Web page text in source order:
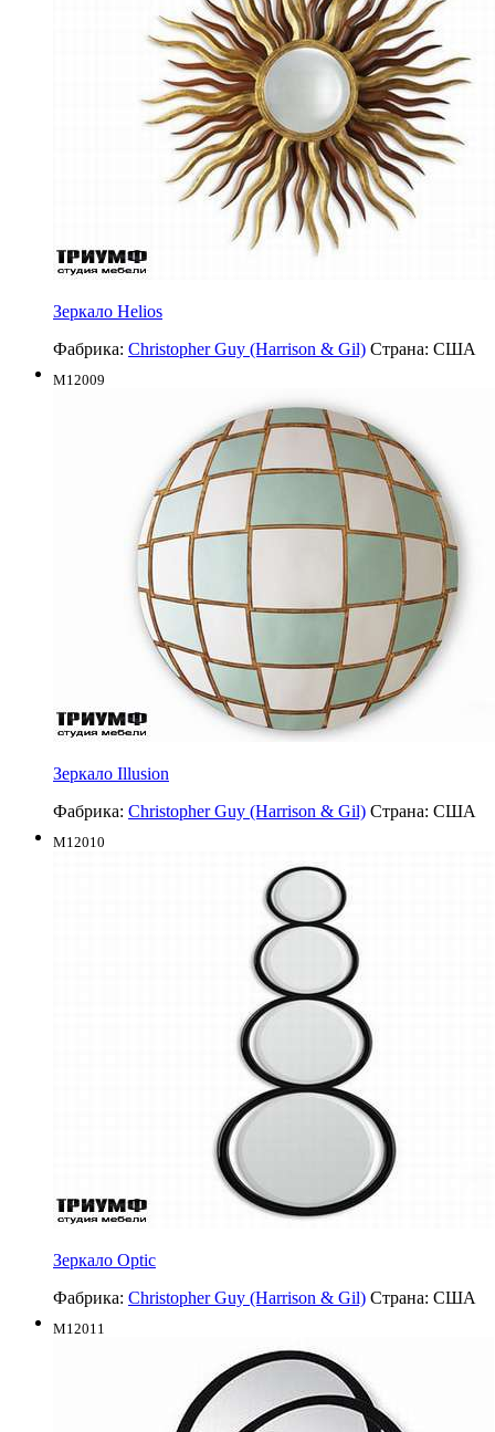
Зеркало Helios
Фабрика: Christopher Guy (Harrison & Gil) Страна: США
M12009
Зеркало Illusion
Фабрика: Christopher Guy (Harrison & Gil) Страна: США
M12010
Зеркало Optic
Фабрика: Christopher Guy (Harrison & Gil) Страна: США
M12011